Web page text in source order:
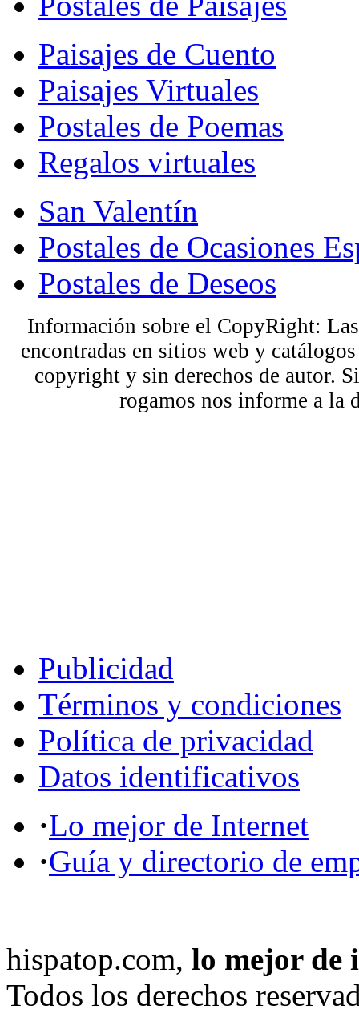
Paisajes de Cuento
Paisajes Virtuales
Postales de Poemas
Regalos virtuales
San Valentín
Postales de Ocasiones
Postales de Deseos
Información sobre el CopyRight:
encontradas en sitios web y
copyright y sin derechos de autor.
rogamos nos informe a la
Publicidad
Términos y condiciones
Política de privacidad
Datos identificativos
·Lo mejor de Internet
·Guía y directorio de
hispatop.com, lo mejor de
Todos los derechos